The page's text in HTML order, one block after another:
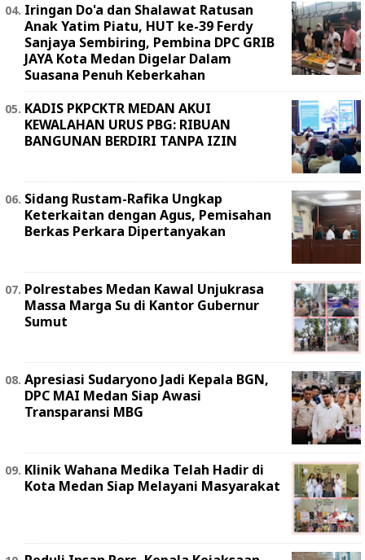
Iringan Do'a dan Shalawat Ratusan
Anak Yatim Piatu, HUT ke-39 Ferdy
Sanjaya Sembiring, Pembina DPC GRIB
JAYA Kota Medan Digelar Dalam
Suasana Penuh Keberkahan
KADIS PKPCKTR MEDAN AKUI
KEWALAHAN URUS PBG: RIBUAN
BANGUNAN BERDIRI TANPA IZIN
Sidang Rustam-Rafika Ungkap
Keterkaitan dengan Agus, Pemisahan
Berkas Perkara Dipertanyakan
Polrestabes Medan Kawal Unjukrasa
Massa Marga Su di Kantor Gubernur
Sumut
Apresiasi Sudaryono Jadi Kepala BGN,
DPC MAI Medan Siap Awasi
Transparansi MBG
Klinik Wahana Medika Telah Hadir di
Kota Medan Siap Melayani Masyarakat